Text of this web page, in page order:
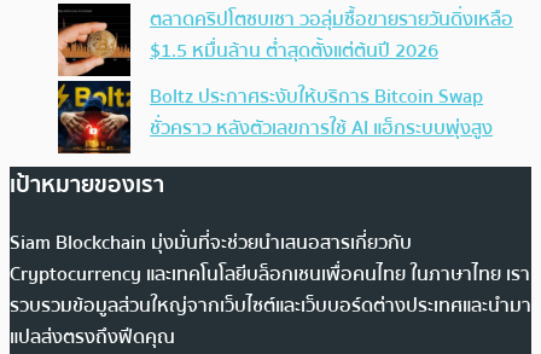
ตลาดคริปโตซบเซา วอลุ่มซื้อขายรายวันดิ่งเหลือ
$1.5 หมื่นล้าน ต่ำสุดตั้งแต่ต้นปี 2026
Boltz ประกาศระงับให้บริการ Bitcoin Swap
ชั่วคราว หลังตัวเลขการใช้ AI แฮ็กระบบพุ่งสูง
เป้าหมายของเรา
Siam Blockchain มุ่งมั่นที่จะช่วยนำเสนอสารเกี่ยวกับ
Cryptocurrency และเทคโนโลยีบล็อกเชนเพื่อคนไทย ในภาษาไทย เรา
รวบรวมข้อมูลส่วนใหญ่จากเว็บไซต์และเว็บบอร์ดต่างประเทศและนำมา
แปลส่งตรงถึงฟีดคุณ